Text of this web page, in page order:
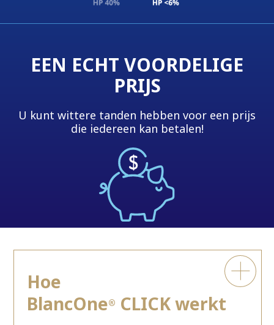
EEN ECHT VOORDELIGE
PRIJS
U kunt wittere tanden hebben voor een prijs
die iedereen kan betalen!
Hoe
BlancOne® CLICK werkt